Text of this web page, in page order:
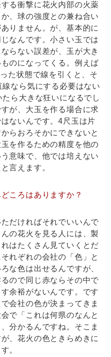
る衝撃に花火内部の火薬
、球の強度との兼ね合い
りません。が、基本的に
なんです。小さい玉では
らない誤差が、玉が大き
のになってくる。例えば
た状態で線を引くと、そ
なら気にする必要はない
ら大きな狂いになるでし
が、大玉を作る場合に求
ないんです。4尺玉は片
らおろそかにできないと
を作るための精度を他の
意味で、他では培えない
言えます。
ころはありますか？
だければそれでいいんで
の花火を見る人には、製
はたくさん見ていくとだ
れぞれの会社の「色」と
な色は出せるんですが、
ので同じ赤ならその中で
余裕がないんです。です
会社の色が決まってきま
で「これは何県のなんと
分かるんですね。そこま
、花火の色ときらめきに
。